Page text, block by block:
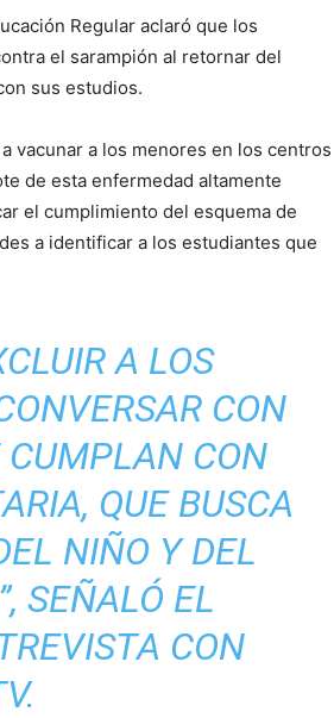
Regular aclaró que los
el sarampión al retornar del
sus estudios.
vacunar a los menores en los centros
de esta enfermedad altamente
el cumplimiento del esquema de
a identificar a los estudiantes que
A LOS
CON
CUMPLAN CON
QUE BUSCA
NIÑO Y DEL
SEÑALÓ EL
CON